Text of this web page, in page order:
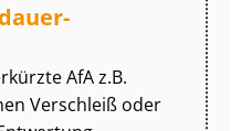
AfA z.B.
Verschleiß oder